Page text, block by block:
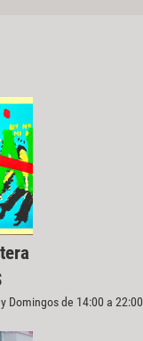
Domingos de 14:00 a 22:00